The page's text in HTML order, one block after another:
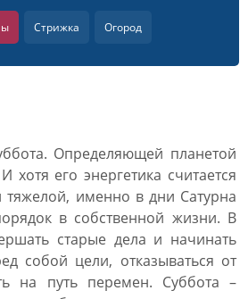
Стрижка Огород
Определяющей планетой
хотя его энергетика считается
именно в дни Сатурна
в собственной жизни. В
старые дела и начинать
собой цели, отказываться от
на путь перемен. Суббота –